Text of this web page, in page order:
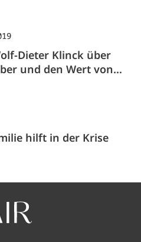
Dieter Klinck über
und den Wert von
hilft in der Krise